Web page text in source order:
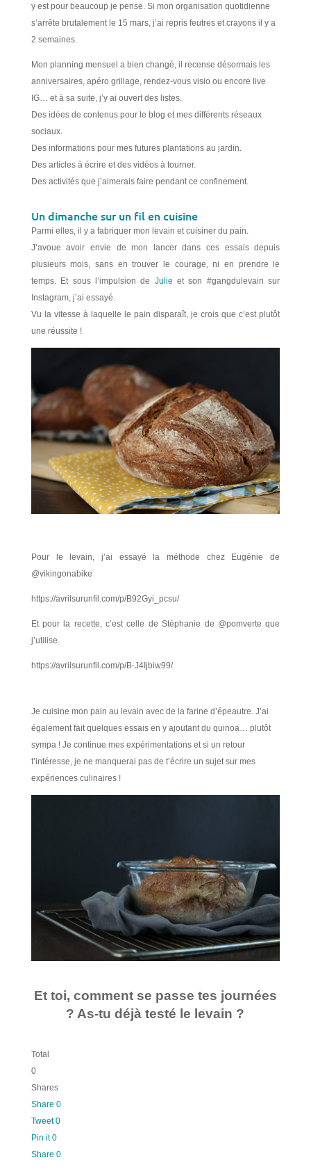
y est pour beaucoup je pense. Si mon organisation quotidienne
s’arrête brutalement le 15 mars, j’ai repris feutres et crayons il y a
2 semaines.
Mon planning mensuel a bien changé, il recense désormais les
anniversaires, apéro grillage, rendez-vous visio ou encore live
IG… et à sa suite, j’y ai ouvert des listes.
Des idées de contenus pour le blog et mes différents réseaux
sociaux.
Des informations pour mes futures plantations au jardin.
Des articles à écrire et des vidéos à tourner.
Des activités que j’aimerais faire pendant ce confinement.
Un dimanche sur un fil en cuisine
Parmi elles, il y a fabriquer mon levain et cuisiner du pain.
J’avoue avoir envie de mon lancer dans ces essais depuis
plusieurs mois, sans en trouver le courage, ni en prendre le
temps. Et sous l’impulsion de Julie et son #gangdulevain sur
Instagram, j’ai essayé.
Vu la vitesse à laquelle le pain disparaît, je crois que c’est plutôt
une réussite !
Pour le levain, j’ai essayé la méthode chez Eugénie de
@vikingonabike
https://avrilsurunfil.com/p/B92Gyi_pcsu/
Et pour la recette, c’est celle de Stéphanie de @pomverte que
j’utilise.
https://avrilsurunfil.com/p/B-J4Ijbiw99/
Je cuisine mon pain au levain avec de la farine d’épeautre. J’ai
également fait quelques essais en y ajoutant du quinoa… plutôt
sympa ! Je continue mes expérimentations et si un retour
t’intéresse, je ne manquerai pas de t’écrire un sujet sur mes
expériences culinaires !
Et toi, comment se passe tes journées
? As-tu déjà testé le levain ?
Total
0
Shares
Share 0
Tweet 0
Pin it 0
Share 0